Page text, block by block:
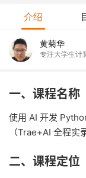
介绍
黄菊华
专注大学生计
一、课程名称
使用 AI 开发
（Trae+AI 全程实
二、课程定位